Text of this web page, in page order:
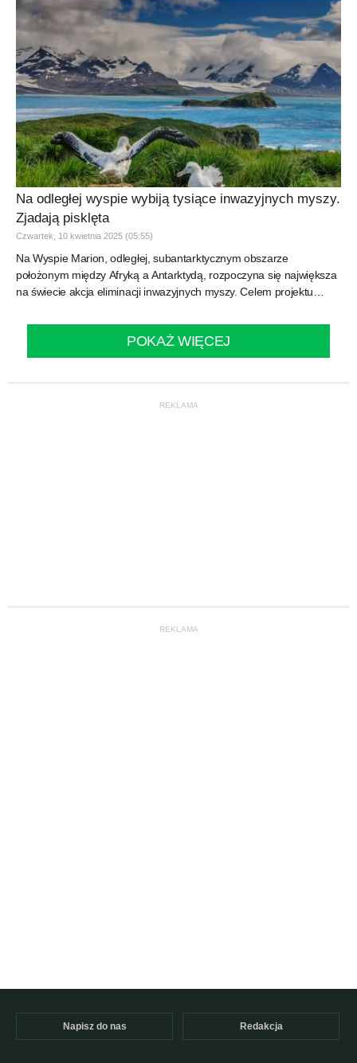
Na odległej wyspie wybiją tysiące inwazyjnych myszy.
Zjadają pisklęta
Czwartek, 10 kwietnia 2025 (05:55)
Na Wyspie Marion, odległej, subantarktycznym obszarze
położonym między Afryką a Antarktydą, rozpoczyna się największa
na świecie akcja eliminacji inwazyjnych myszy. Celem projektu
POKAŻ WIĘCEJ
REKLAMA
REKLAMA
Napisz do nas Redakcja